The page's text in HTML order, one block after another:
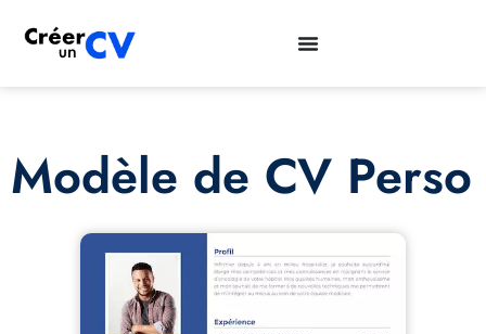
Modèle de CV Perso